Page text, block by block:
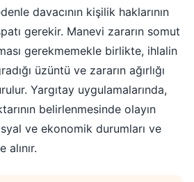
davacının kişilik haklarının
gerekir. Manevi zararın somut
gerekmemekle birlikte, ihlalin
üzüntü ve zararın ağırlığı
Yargıtay uygulamalarında,
belirlenmesinde olayın
ve ekonomik durumları ve